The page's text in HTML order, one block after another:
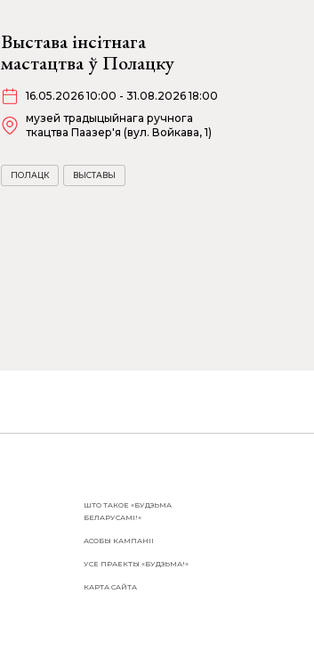
Выстава інсітнага
мастацтва ў Полацку
16.05.2026 10:00 - 31.08.2026 18:00
музей традыцыйнага ручнога
ткацтва Паазер'я (вул. Войкава, 1)
ПОЛАЦК ВЫСТАВЫ
ШТО ТАКОЕ «БУДЗЬМА
БЕЛАРУСАМІ!»
АСОБЫ КАМПАНІІ
УСЕ ПРАЕКТЫ «БУДЗЬМА!»
КАРТА САЙТА